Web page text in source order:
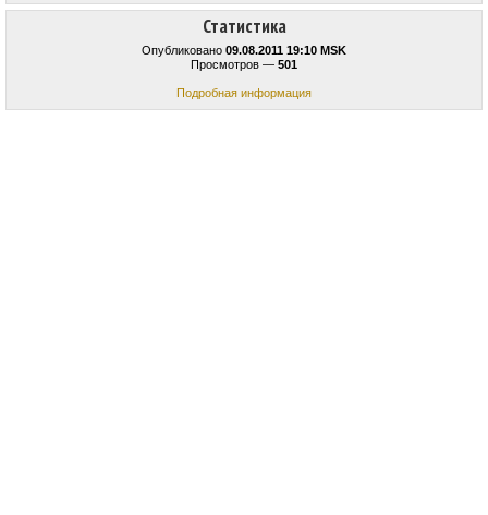
Статистика
Опубликовано 09.08.2011 19:10 MSK
Просмотров — 501
Подробная информация